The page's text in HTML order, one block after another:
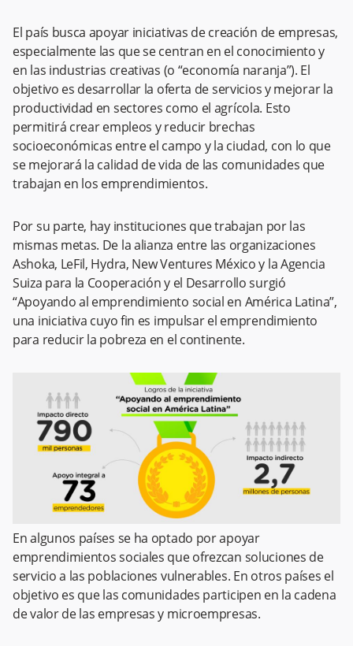
El país busca apoyar iniciativas de creación de empresas,
especialmente las que se centran en el conocimiento y
en las industrias creativas (o “economía naranja”). El
objetivo es desarrollar la oferta de servicios y mejorar la
productividad en sectores como el agrícola. Esto
permitirá crear empleos y reducir brechas
socioeconómicas entre el campo y la ciudad, con lo que
se mejorará la calidad de vida de las comunidades que
trabajan en los emprendimientos.
Por su parte, hay instituciones que trabajan por las
mismas metas. De la alianza entre las organizaciones
Ashoka, LeFil, Hydra, New Ventures México y la Agencia
Suiza para la Cooperación y el Desarrollo surgió
“Apoyando al emprendimiento social en América Latina”,
una iniciativa cuyo fin es impulsar el emprendimiento
para reducir la pobreza en el continente.
En algunos países se ha optado por apoyar
emprendimientos sociales que ofrezcan soluciones de
servicio a las poblaciones vulnerables. En otros países el
objetivo es que las comunidades participen en la cadena
de valor de las empresas y microempresas.